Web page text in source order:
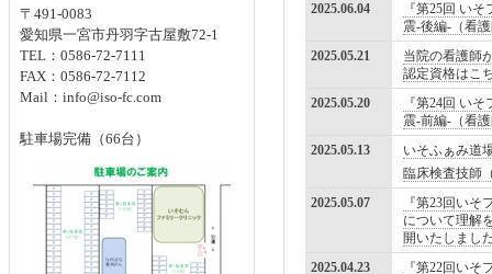
2025.06.04
『第25回 い
震-後編-（看
2025.05.21
当院の看護師
認定資格はこ
2025.05.20
『第24回 い
震-前編-（看
2025.05.13
いそふぁみ道
臨床検査技師
2025.05.07
『第23回い
について理解
開いたしまし
2025.04.23
『第22回い
〒491-0083
愛知県一宮市丹羽字古屋敷72-1
TEL：0586-72-7111
FAX：0586-72-7112
Mail：info@iso-fc.com
駐車場完備（66台）